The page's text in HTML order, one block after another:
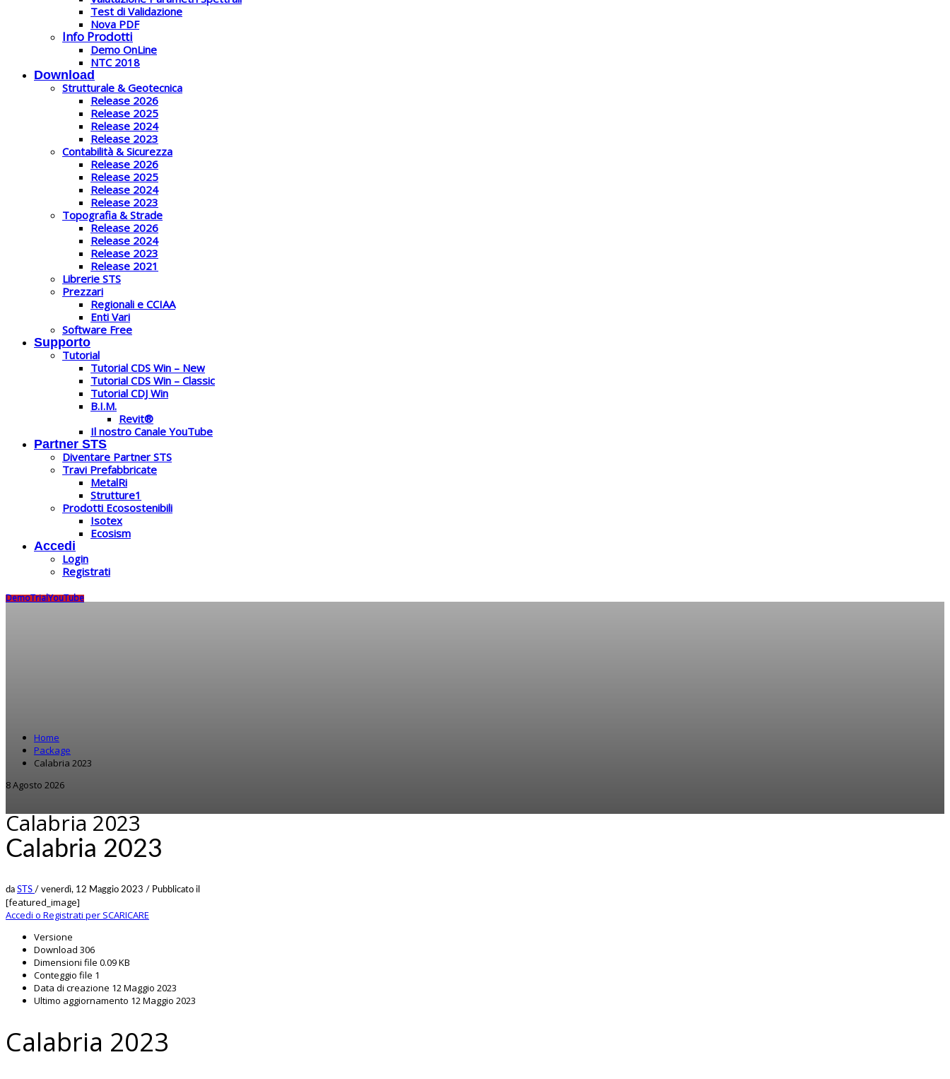
Test di Validazione
Nova PDF
Info Prodotti
Demo OnLine
NTC 2018
Download
Strutturale & Geotecnica
Release 2026
Release 2025
Release 2024
Release 2023
Contabilità & Sicurezza
Release 2026
Release 2025
Release 2024
Release 2023
Topografia & Strade
Release 2026
Release 2024
Release 2023
Release 2021
Librerie STS
Prezzari
Regionali e CCIAA
Enti Vari
Software Free
Supporto
Tutorial
Tutorial CDS Win – New
Tutorial CDS Win – Classic
Tutorial CDJ Win
B.I.M.
Revit®
Il nostro Canale YouTube
Partner STS
Diventare Partner STS
Travi Prefabbricate
MetalRi
Strutture1
Prodotti Ecosostenibili
Isotex
Ecosism
Accedi
Login
Registrati
DemoTrialYouTube
Home
Package
Calabria 2023
8 Agosto 2026
Calabria 2023
Calabria 2023
da STS / venerdì, 12 Maggio 2023 / Pubblicato il
[featured_image]
Accedi o Registrati per SCARICARE
Versione
Download 306
Dimensioni file 0.09 KB
Conteggio file 1
Data di creazione 12 Maggio 2023
Ultimo aggiornamento 12 Maggio 2023
Calabria 2023